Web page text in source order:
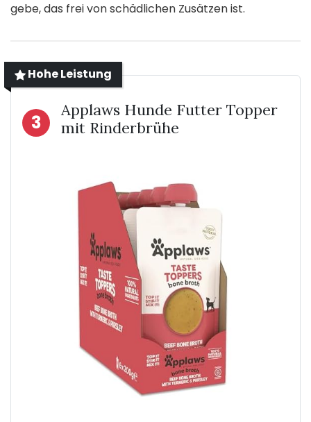
gebe, das frei von schädlichen Zusätzen ist.
Hohe Leistung
3
Applaws Hunde Futter Topper
mit Rinderbrühe